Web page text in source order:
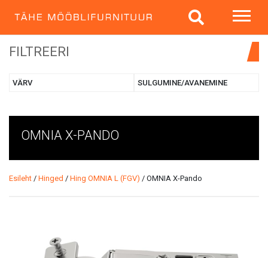
FILTREERI
VÄRV SULGUMINE/AVANEMINE
OMNIA X-PANDO
Esileht / Hinged / Hing OMNIA L (FGV) / OMNIA X-Pando